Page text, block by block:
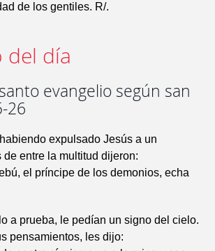
de los gentiles. R/.
del día
evangelio según san
26
expulsado Jesús a un
entre la multitud dijeron:
el príncipe de los demonios, echa
a prueba, le pedían un signo del cielo.
pensamientos, les dijo: